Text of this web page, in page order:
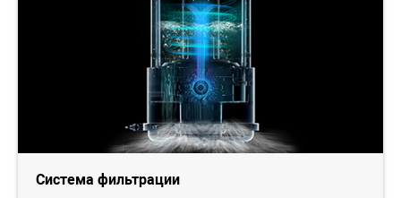
Система фильтрации